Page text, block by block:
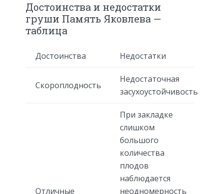
Достоинства и недостатки
груши Память Яковлева —
таблица
Достоинства Недостатки
Скороплодность
Недостаточная
засухоустойчивость
Отличные
При закладке
слишком
большого
количества
плодов
наблюдается
неодномерность